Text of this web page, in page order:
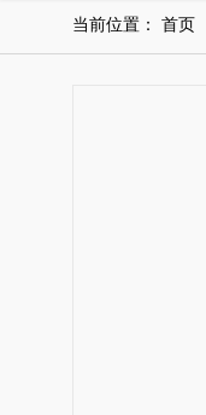
当前位置： 首页